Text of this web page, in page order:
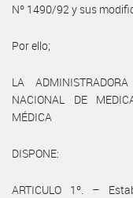
Nº 1490/92 y sus
Por ello;
LA
NACIONAL DE
MÉDICA
DISPONE:
ARTICULO 1º. –